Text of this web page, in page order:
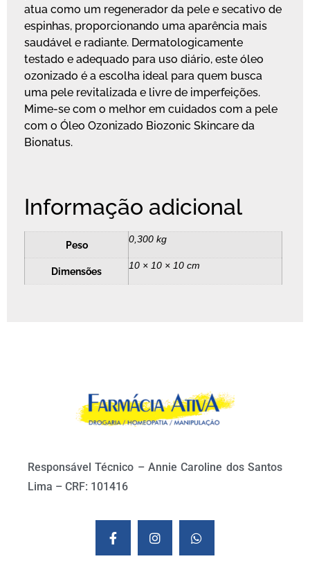
atua como um regenerador da pele e secativo de
espinhas, proporcionando uma aparência mais
saudável e radiante. Dermatologicamente
testado e adequado para uso diário, este óleo
ozonizado é a escolha ideal para quem busca
uma pele revitalizada e livre de imperfeições.
Mime-se com o melhor em cuidados com a pele
com o Óleo Ozonizado Biozonic Skincare da
Bionatus.
Informação adicional
Peso 0,300 kg
Dimensões 10 × 10 × 10 cm
Responsável Técnico – Annie Caroline dos Santos
Lima – CRF: 101416